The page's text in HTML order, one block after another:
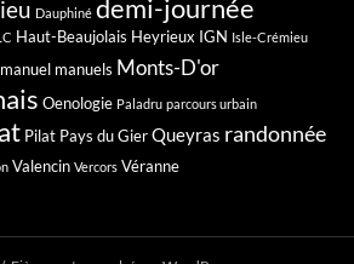
Dauphiné demi-journée
Haut-Beaujolais Heyrieux IGN Isle-Crémieu
manuel manuels Monts-D'or
Oenologie Paladru parcours urbain
Pilat Pays du GierQueyras randonnée
Valencin Vercors Véranne